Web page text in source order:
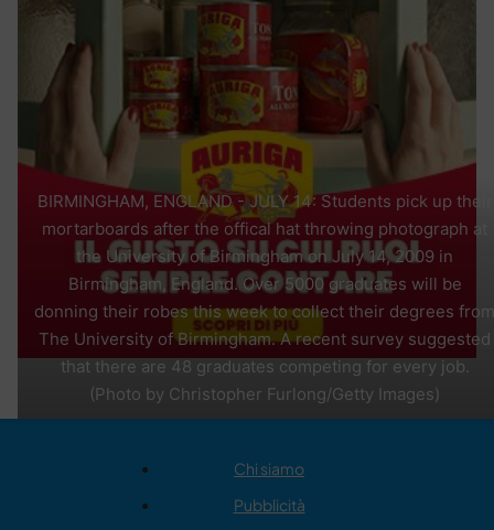
BIRMINGHAM, ENGLAND - JULY 14: Students pick up their
mortarboards after the offical hat throwing photograph at
the University of Birmingham on July 14, 2009 in
Birmingham, England. Over 5000 graduates will be
donning their robes this week to collect their degrees from
The University of Birmingham. A recent survey suggested
that there are 48 graduates competing for every job.
(Photo by Christopher Furlong/Getty Images)
Chi siamo
Pubblicità